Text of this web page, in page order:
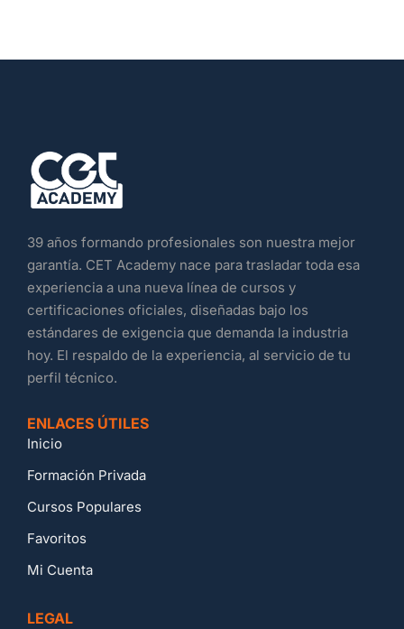
39 años formando profesionales son nuestra mejor
garantía. CET Academy nace para trasladar toda esa
experiencia a una nueva línea de cursos y
certificaciones oficiales, diseñadas bajo los
estándares de exigencia que demanda la industria
hoy. El respaldo de la experiencia, al servicio de tu
perfil técnico.
ENLACES ÚTILES
Inicio
Formación Privada
Cursos Populares
Favoritos
Mi Cuenta
LEGAL